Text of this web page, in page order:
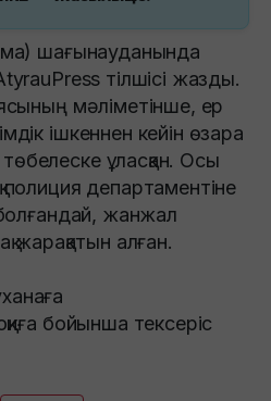
шағынауданында
тілшісі жазды.
мәліметінше, ер
ішкеннен кейін өзара
ұласқан. Осы
департаментіне
болғандай, жанжал
жарақатын алған.
бойынша тексеріс